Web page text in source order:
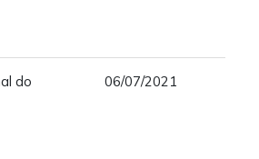
do
06/07/2021